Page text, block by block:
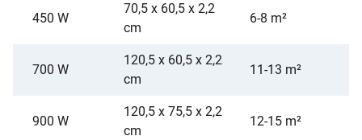
450 W
70,5 x 60,5 x 2,2
cm
6-8 m²
700 W
120,5 x 60,5 x 2,2
cm
11-13 m²
900 W
120,5 x 75,5 x 2,2
cm
12-15 m²